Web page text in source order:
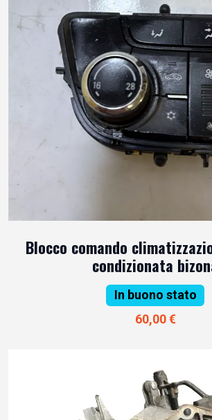
Blocco comando
condizionata
In buono stato
60,00 €